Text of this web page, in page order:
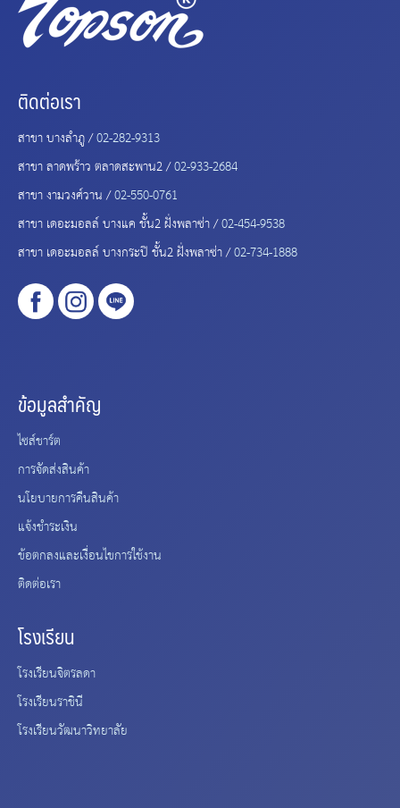
ติดต่อเรา
สาขา บางลำภู /02-282-9313
สาขา ลาดพร้าว ตลาดสะพาน2 /02-933-2684
สาขา งามวงศ์วาน /02-550-0761
สาขา เดอะมอลล์ บางแค ชั้น2 ฝั่งพลาซ่า /02-454-9538
สาขา เดอะมอลล์ บางกระปิ ชั้น2 ฝั่งพลาซ่า /02-734-1888
ข้อมูลสำคัญ
ไซส์ชาร์ต
การจัดส่งสินค้า
นโยบายการคืนสินค้า
แจ้งชำระเงิน
ข้อตกลงและเงื่อนไขการใช้งาน
ติดต่อเรา
โรงเรียน
โรงเรียนจิตรลดา
โรงเรียนราชินี
โรงเรียนวัฒนาวิทยาลัย